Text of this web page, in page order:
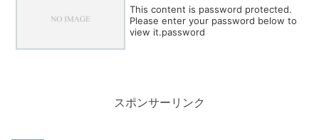
This content is password protected.
Please enter your password below to
view it.password
スポンサーリンク